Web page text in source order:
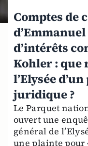
Comptes de
d’intérêts
Kohler :
l’Elysée
juridique ?
Le Parquet
ouvert une
général de
une plainte pour